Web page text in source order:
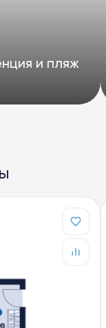
и пляж